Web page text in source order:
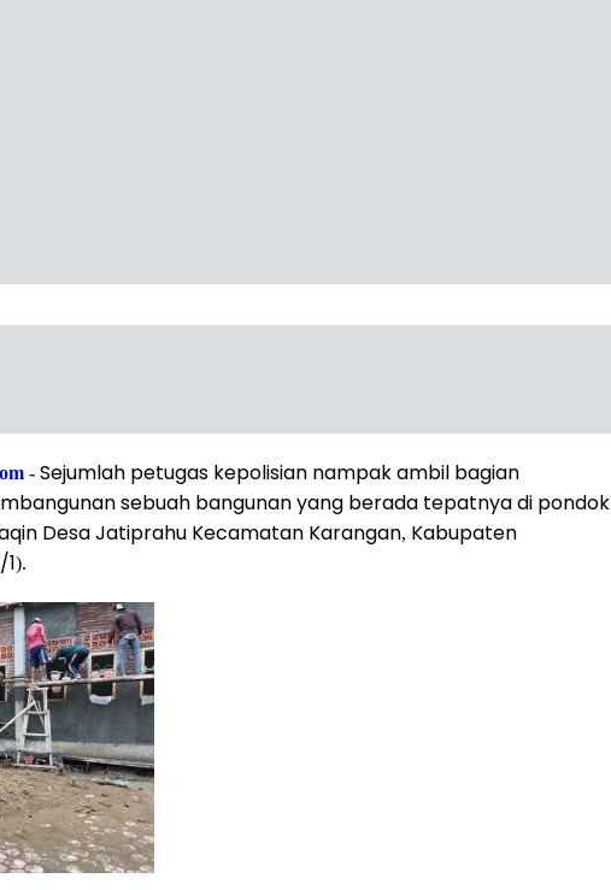
- Sejumlah petugas kepolisian nampak ambil bagian
sebuah bangunan yang berada tepatnya di pondok
Desa Jatiprahu Kecamatan Karangan, Kabupaten